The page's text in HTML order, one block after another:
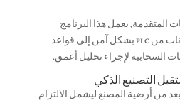
المتقدمة, يعمل هذا البرنامج
كمترجم, السماح بتدفق البيانات من PLC بشكل آمن إلى قواعد
من أرضية المصنع ليشمل الالتزام